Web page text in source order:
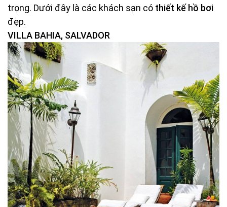
trọng. Dưới đây là các khách sạn có thiết kế hồ bơi
đẹp.
VILLA BAHIA, SALVADOR